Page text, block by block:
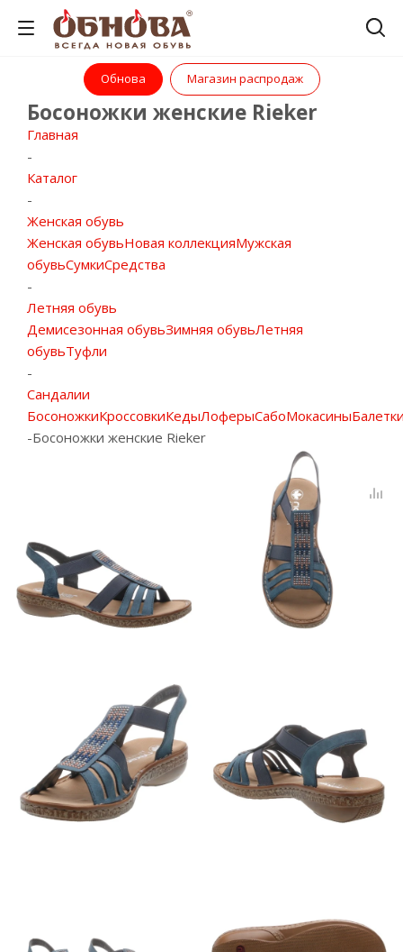
Обнова Магазин распродаж
Босоножки женские Rieker
Главная
-
Каталог
-
Женская обувь
Женская обувьНовая коллекцияМужская
обувьСумкиСредства
-
Летняя обувь
Демисезонная обувьЗимняя обувьЛетняя
обувьТуфли
-
Сандалии
БосоножкиКроссовкиКедыЛоферыСабоМокасины
-Босоножки женские Rieker